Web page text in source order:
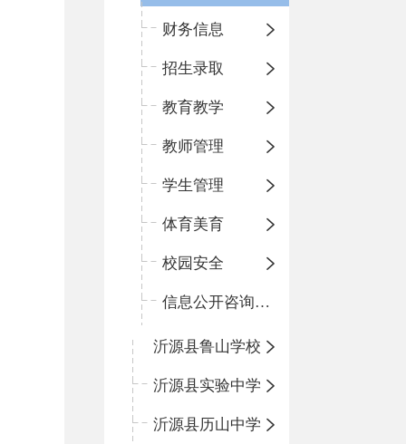
财务信息
招生录取
教育教学
教师管理
学生管理
体育美育
校园安全
信息公开咨询指南
沂源县鲁山学校
沂源县实验中学
沂源县历山中学